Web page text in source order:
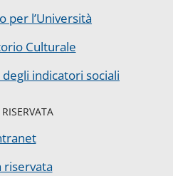
per l’Università
Culturale
degli indicatori sociali
riservata